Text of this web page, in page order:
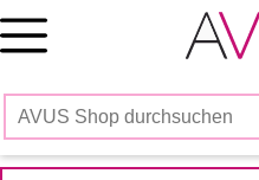
Skip
to